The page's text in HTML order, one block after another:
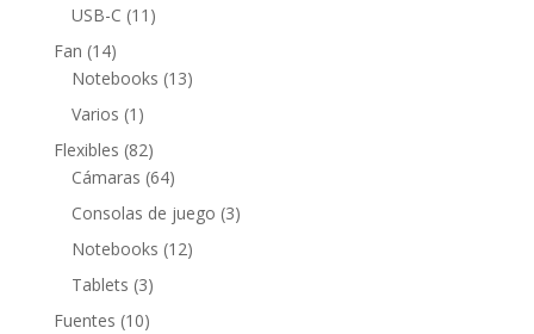
USB-C 11 11
Fan 1414
productos
Notebooks 1313
Varios 1 1
producto
Flexibles 8282
productos
Cámaras 6464
productos
Consolas de juego 33
Notebooks 1212
Tablets 33
productos
Fuentes 1010